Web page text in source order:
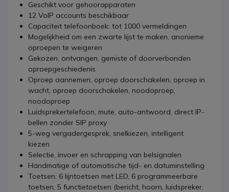
Geschikt voor gehoorapparaten
12 VoIP accounts beschikbaar
Capaciteit telefoonboek: tot 1000 vermeldingen
Mogelijkheid om een zwarte lijst te maken, anonieme
oproepen te weigeren
Gekozen, ontvangen, gemiste of doorverbonden
oproepgeschiedenis
Oproep aannemen, oproep doorschakelen, oproep in
wacht, oproep doorschakelen, noodoproep,
noodoproep
Luidsprekertelefoon, mute, auto-antwoord, direct IP-
bellen zonder SIP proxy
5-weg vergadergesprek, snelkiezen, intelligent
kiezen
Selectie, invoer en schrapping van belsignalen
Handmatige of automatische tijd- en datuminstelling
Toetsen: 6 lijntoetsen met LED, 6 programmeerbare
toetsen, 5 functietoetsen (bericht, hoorn, luidspreker,